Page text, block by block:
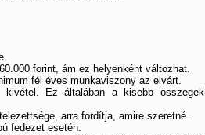
forint, ám ez helyenként változhat.
fél éves munkaviszony az elvárt.
Ez általában a kisebb összegek
arra fordítja, amire szeretné.
fedezet esetén.